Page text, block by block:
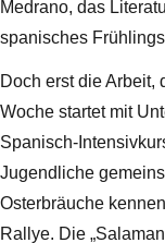
Medrano, das
spanisches
Doch erst die Arbeit,
Woche startet mit
Spanisch-
Jugendliche
Osterbräuche
Rallye. Die